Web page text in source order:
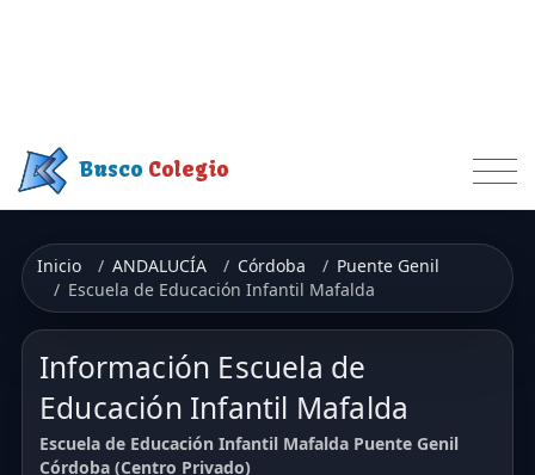
Busco Colegio
Inicio ANDALUCÍA Córdoba
Puente Genil
Escuela de Educación Infantil Mafalda
Información Escuela de
Educación Infantil Mafalda
Escuela de Educación Infantil Mafalda Puente Genil
Córdoba (Centro Privado)